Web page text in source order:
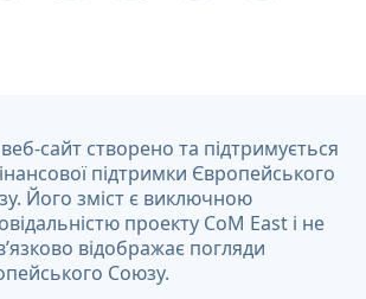
сайт створено та підтримується
підтримки Європейського
Його зміст є виключною
проекту CoM East і не
відображає погляди
Союзу.